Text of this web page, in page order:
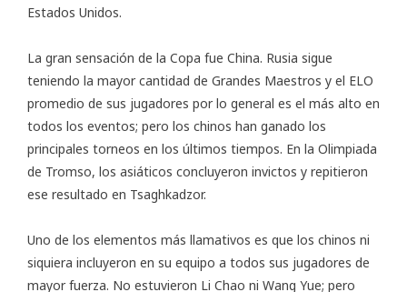
Estados Unidos.
La gran sensación de la Copa fue China. Rusia sigue
teniendo la mayor cantidad de Grandes Maestros y el ELO
promedio de sus jugadores por lo general es el más alto en
todos los eventos; pero los chinos han ganado los
principales torneos en los últimos tiempos. En la Olimpiada
de Tromso, los asiáticos concluyeron invictos y repitieron
ese resultado en Tsaghkadzor.
Uno de los elementos más llamativos es que los chinos ni
siquiera incluyeron en su equipo a todos sus jugadores de
mayor fuerza. No estuvieron Li Chao ni Wang Yue; pero